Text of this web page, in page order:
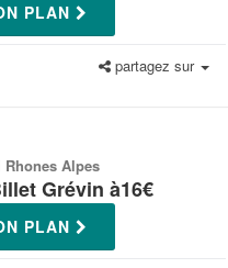
PLAN
partagez sur
Rhones Alpes
Grévin à16€
PLAN